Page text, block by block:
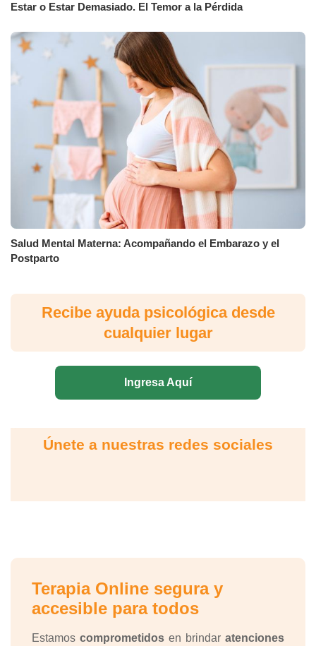
Estar o Estar Demasiado. El Temor a la Pérdida
Salud Mental Materna: Acompañando el Embarazo y el
Postparto
Recibe ayuda psicológica desde
cualquier lugar
Ingresa Aquí
Únete a nuestras redes sociales
Terapia Online segura y
accesible para todos
Estamos comprometidos en brindar atenciones